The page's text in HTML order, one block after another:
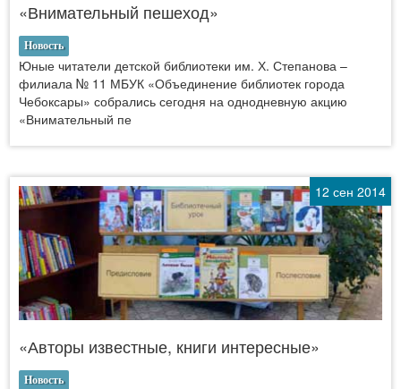
«Внимательный пешеход»
Новость
Юные читатели детской библиотеки им. Х. Степанова –
филиала № 11 МБУК «Объединение библиотек города
Чебоксары» собрались сегодня на однодневную акцию
«Внимательный пе
12 сен 2014
«Авторы известные, книги интересные»
Новость